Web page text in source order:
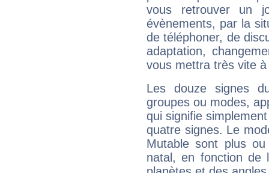
vous retrouver un
évènements, par la
de téléphoner, de
adaptation,
vous mettra très vite
Les douze signes
groupes ou modes,
qui signifie
quatre signes. Le
Mutable sont plus
natal, en fonction de